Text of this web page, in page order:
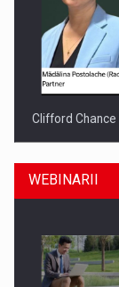
Clifford
WEBINARII